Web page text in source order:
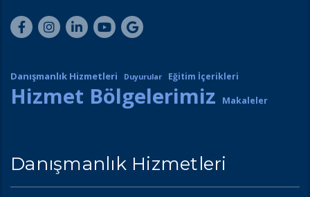
Danışmanlık Hizmetleri Duyurular Eğitim İçerikleri
Hizmet Bölgelerimiz Makaleler
Danışmanlık Hizmetleri